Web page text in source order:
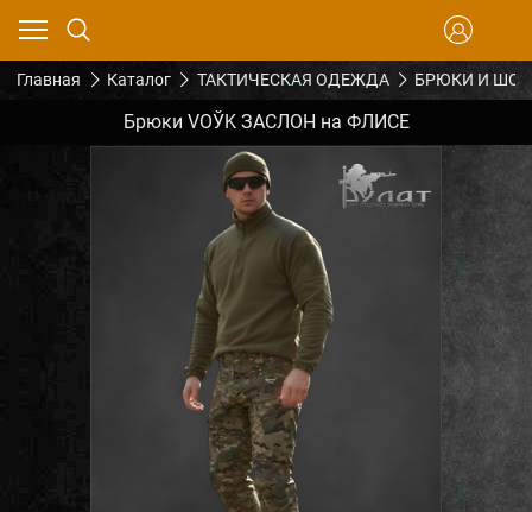
Главная Каталог ТАКТИЧЕСКАЯ ОДЕЖДА БРЮКИ И
Брюки VOЎK ЗАСЛОН на ФЛИСЕ